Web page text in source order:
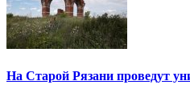
На Старой Рязани проведут